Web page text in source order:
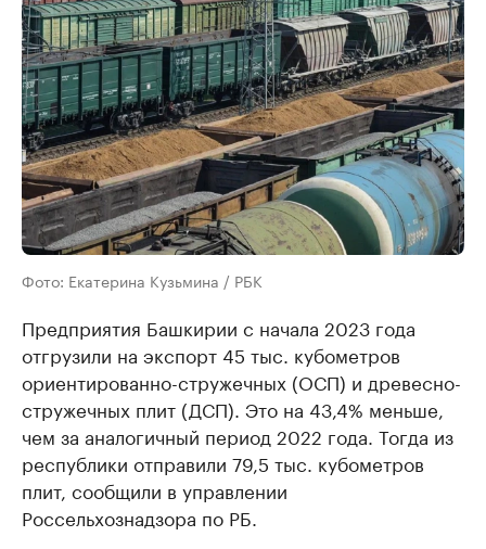
Фото: Екатерина Кузьмина / РБК
Предприятия Башкирии с начала 2023 года
отгрузили на экспорт 45 тыс. кубометров
ориентированно-стружечных (ОСП) и древесно-
стружечных плит (ДСП). Это на 43,4% меньше,
чем за аналогичный период 2022 года. Тогда из
республики отправили 79,5 тыс. кубометров
плит, сообщили в управлении
Россельхознадзора по РБ.